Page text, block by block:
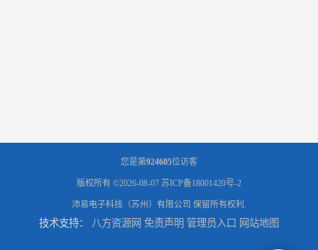
您是第924605位访客
版权所有 ©2026-08-07 苏ICP备18001420号-2
沛易电子科技（苏州）有限公司 保留所有权利.
技术支持： 八方资源网 免责声明 管理员入口 网站地图